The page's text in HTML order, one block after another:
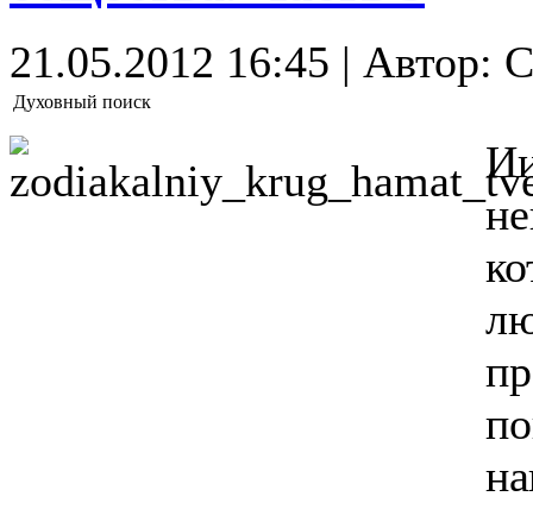
21.05.2012 16:45 | Автор:
Духовный поиск